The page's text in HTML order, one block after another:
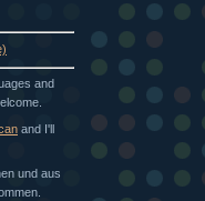
and
and I'll
und aus